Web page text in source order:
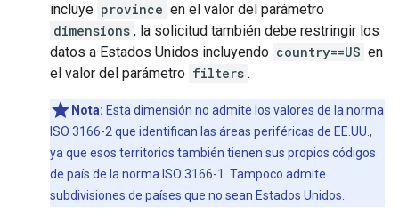
incluye province en el valor del parámetro
dimensions , la solicitud también debe restringir los
datos a Estados Unidos incluyendo country==US en
el valor del parámetro filters .
Nota: Esta dimensión no admite los valores de la norma
ISO 3166-2 que identifican las áreas periféricas de EE.UU.,
ya que esos territorios también tienen sus propios códigos
de país de la norma ISO 3166-1. Tampoco admite
subdivisiones de países que no sean Estados Unidos.